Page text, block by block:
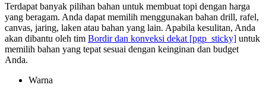
Terdapat banyak pilihan bahan untuk membuat topi dengan harga
yang beragam. Anda dapat memilih menggunakan bahan drill, rafel,
canvas, jaring, laken atau bahan yang lain. Apabila kesulitan, Anda
akan dibantu oleh tim Bordir dan konveksi dekat [pgp_sticky] untuk
memilih bahan yang tepat sesuai dengan keinginan dan budget
Anda.
Warna